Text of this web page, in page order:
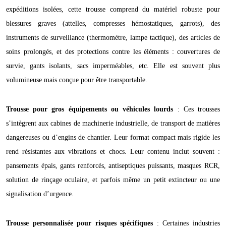
expéditions isolées, cette trousse comprend du matériel robuste pour
blessures graves (attelles, compresses hémostatiques, garrots), des
instruments de surveillance (thermomètre, lampe tactique), des articles de
soins prolongés, et des protections contre les éléments : couvertures de
survie, gants isolants, sacs imperméables, etc. Elle est souvent plus
volumineuse mais conçue pour être transportable.
Trousse pour gros équipements ou véhicules lourds : Ces trousses
s’intègrent aux cabines de machinerie industrielle, de transport de matières
dangereuses ou d’engins de chantier. Leur format compact mais rigide les
rend résistantes aux vibrations et chocs. Leur contenu inclut souvent :
pansements épais, gants renforcés, antiseptiques puissants, masques RCR,
solution de rinçage oculaire, et parfois même un petit extincteur ou une
signalisation d’urgence.
Trousse personnalisée pour risques spécifiques : Certaines industries